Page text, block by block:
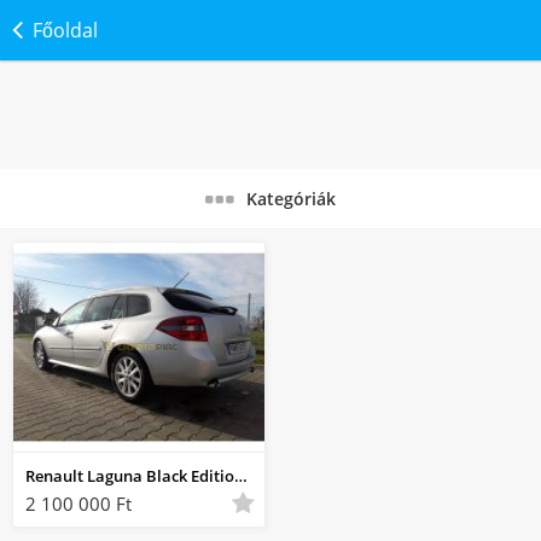
Főoldal
Kategóriák
Renault Laguna Black Edition 2.0 dci/ Tel:06-30-619-61-25
2 100 000 Ft